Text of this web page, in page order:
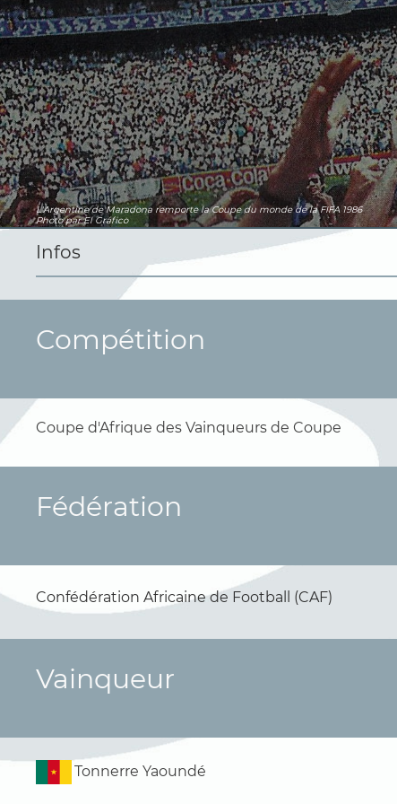
L'Argentine de Maradona remporte la Coupe du monde de la FIFA 1986
Photo par El Gráfico
Infos
Compétition
Coupe d'Afrique des Vainqueurs de Coupe
Fédération
Confédération Africaine de Football (CAF)
Vainqueur
Tonnerre Yaoundé